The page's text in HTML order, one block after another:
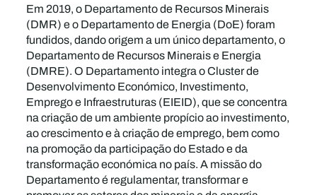
Em 2019, o Departamento de Recursos Minerais
(DMR) e o Departamento de Energia (DoE) foram
fundidos, dando origem a um único departamento, o
Departamento de Recursos Minerais e Energia
(DMRE). O Departamento integra o Cluster de
Desenvolvimento Económico, Investimento,
Emprego e Infraestruturas (EIEID), que se concentra
na criação de um ambiente propício ao investimento,
ao crescimento e à criação de emprego, bem como
na promoção da participação do Estado e da
transformação económica no país. A missão do
Departamento é regulamentar, transformar e